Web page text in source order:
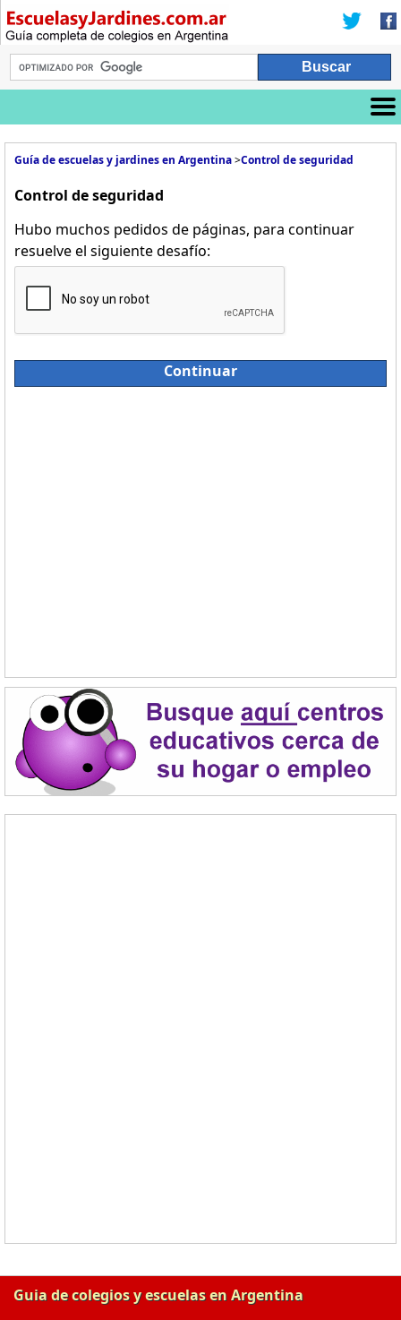
Guía de escuelas y jardines en Argentina>Control de seguridad
Control de seguridad
Hubo muchos pedidos de páginas, para continuar
resuelve el siguiente desafío:
Continuar
Guia de colegios y escuelas en Argentina